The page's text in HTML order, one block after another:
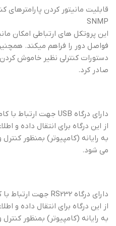
قابلیت مانیتور کردن پارامترهای
SNMP
این پروتکل های ارتباطی امکان
فواصل دور را فراهم میکند.
دستورات کنترلی نظیر خاموش
صادر کرد.
دارای درگاه USB جهت ارتباط با کامپیوتر
به رایانه (کامپیوتر) بمنظور
می شود.
دارای درگاه RS232 جهت ارتباط با کامپیوتر
به رایانه (کامپیوتر) بمنظور